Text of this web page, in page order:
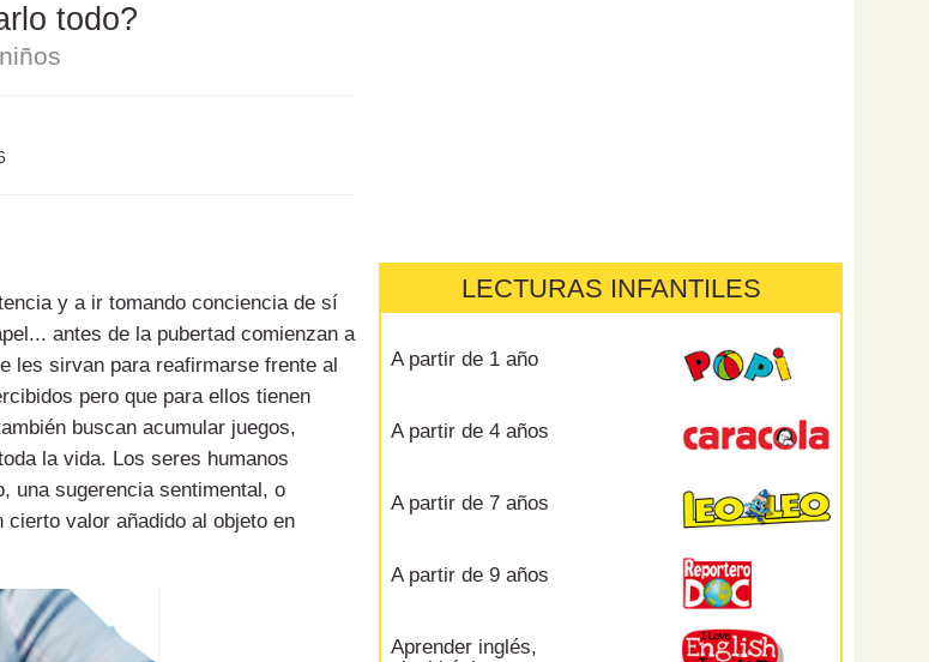
todo?
y a ir tomando conciencia de sí
antes de la pubertad comienzan a
les sirvan para reafirmarse frente al
pero que para ellos tienen
buscan acumular juegos,
la vida. Los seres humanos
una sugerencia sentimental, o
valor añadido al objeto en
LECTURAS INFANTILES
A partir de 1 año
A partir de 4 años
A partir de 7 años
A partir de 9 años
Aprender inglés,